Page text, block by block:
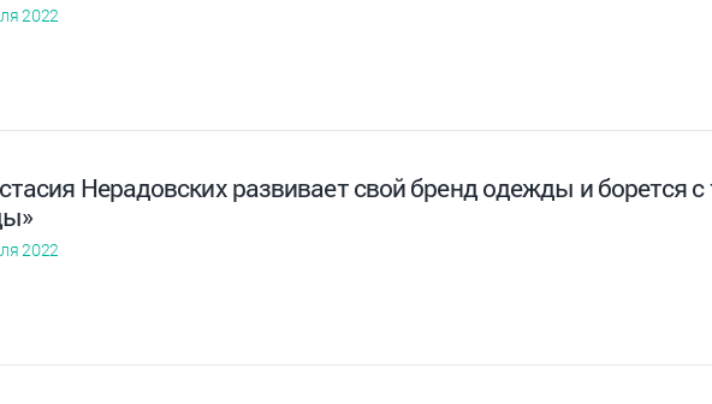
2022
Нерадовских развивает свой бренд одежды и борется
2022